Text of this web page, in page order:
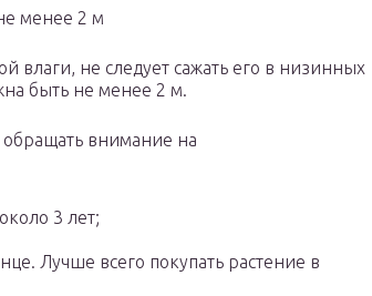
менее 2 м
влаги, не следует сажать его в низинных
быть не менее 2 м.
обращать внимание на
3 лет;
Лучше всего покупать растение в